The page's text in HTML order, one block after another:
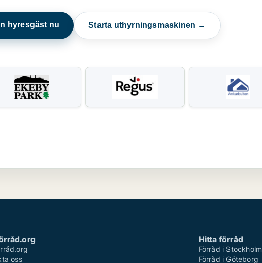
hyresgäst nu Starta uthyrningsmaskinen →
oss
Hitta förråd
Förråd i Stockholm
Förråd i Göteborg